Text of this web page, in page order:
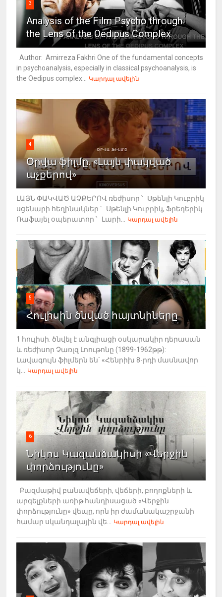
3
Analysis of the Film Psycho through
the Lens of the Oedipus Complex
Author: Amirreza Fakhri One of the fundamental concepts
in psychoanalysis, especially in classical psychoanalysis, is
the Oedipus complex...
Կարդալ ավելին
4
Օրվա ֆիլմը. «Լայն փակված
աչքերով»
ԼԱՅՆ ՓԱԿՎԱԾ ԱՉՔԵՐՈՎ ռեժիսոր ՝ Սթենլի Կուբրիկ
սցենարի հեղինակներ ՝ Սթենլի Կուբրիկ, Ֆրեդերիկ
Ռաֆայել օպերատոր ՝ Լարի...
Կարդալ ավելին
5
Հուլիսին ծնված հայտնիները
1 հուլիսի. ծնվել է անգլիացի օսկարակիր դերասան
և ռեժիսոր Չառլզ Լոութոնը (1899-1962թթ):
Լավագույն ֆիլմերն են` «Հենրիխ 8-րդի մասնավոր
կ...
Կարդալ ավելին
6
Նիկոս Կազանձակիսի «Վերջին
փորձությունը»
Բազմաթիվ բանավեճերի, վեճերի, բողոքների և
արգելքների առիթ հանդիսացած «Վերջին
փորձությունը» վեպը, որն իր ժամանակաշրջանի
համար սկանդալային վե...
Կարդալ ավելին